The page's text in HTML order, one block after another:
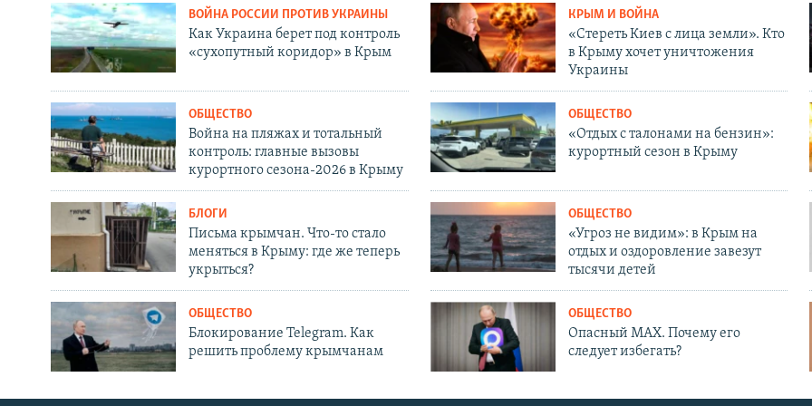
ВОЙНА РОССИИ ПРОТИВ УКРАИНЫ
Как Украина берет под контроль
«сухопутный коридор» в Крым
КРЫМ И ВОЙНА
«Стереть Киев с лица земли». Кто
в Крыму хочет уничтожения
Украины
ОБЩЕСТВО
Война на пляжах и тотальный
контроль: главные вызовы
курортного сезона-2026 в Крыму
ОБЩЕСТВО
«Отдых с талонами на бензин»:
курортный сезон в Крыму
БЛОГИ
Письма крымчан. Что-то стало
меняться в Крыму: где же теперь
укрыться?
ОБЩЕСТВО
«Угроз не видим»: в Крым на
отдых и оздоровление завезут
тысячи детей
ОБЩЕСТВО
Блокирование Telegram. Как
решить проблему крымчанам
ОБЩЕСТВО
Опасный MAX. Почему его
следует избегать?